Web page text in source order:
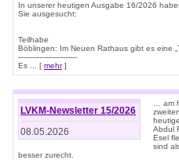
In unserer heutigen Ausgabe 16/2026
Sie ausgesucht:
Teilhabe
Böblingen: Im Neuen Rathaus gibt es eine
-------------------------
Es ... [ mehr]
LVKM-Newsletter 15/2026
08.05.2026
… am
Abdul
Esel
sind
besser zurecht.